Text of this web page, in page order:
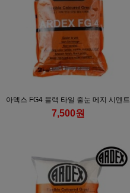
아덱스 FG4 블랙 타일 줄눈 메지 시멘트
7,500원